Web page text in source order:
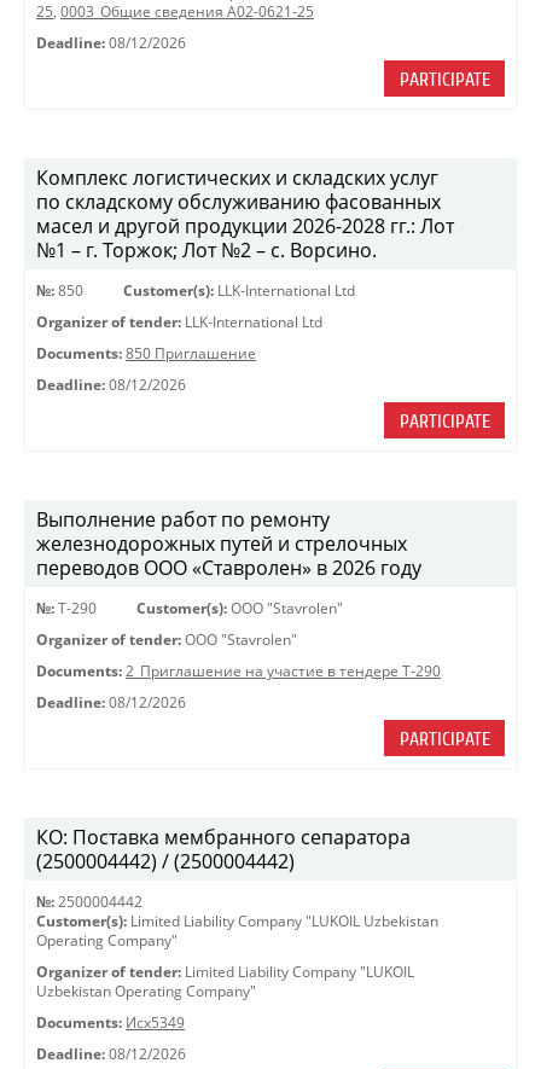
25, 0003_Общие сведения A02-0621-25
Deadline: 08/12/2026
PARTICIPATE
Комплекс логистических и складских услуг
по складскому обслуживанию фасованных
масел и другой продукции 2026-2028 гг.: Лот
№1 – г. Торжок; Лот №2 – с. Ворсино.
№: 850 Customer(s): LLK-International Ltd
Organizer of tender: LLK-International Ltd
Documents: 850 Приглашение
Deadline: 08/12/2026
PARTICIPATE
Выполнение работ по ремонту
железнодорожных путей и стрелочных
переводов ООО «Ставролен» в 2026 году
№: Т-290 Customer(s): OOO "Stavrolen"
Organizer of tender: OOO "Stavrolen"
Documents: 2_Приглашение на участие в тендере Т-290
Deadline: 08/12/2026
PARTICIPATE
КО: Поставка мембранного сепаратора
(2500004442) / (2500004442)
№: 2500004442
Customer(s): Limited Liability Company "LUKOIL Uzbekistan
Operating Company"
Organizer of tender: Limited Liability Company "LUKOIL
Uzbekistan Operating Company"
Documents: Исх5349
Deadline: 08/12/2026